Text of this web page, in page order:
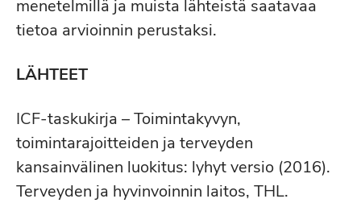
menetelmillä ja muista lähteistä saatavaa
tietoa arvioinnin perustaksi.
LÄHTEET
ICF-taskukirja – Toimintakyvyn,
toimintarajoitteiden ja terveyden
kansainvälinen luokitus: lyhyt versio (2016).
Terveyden ja hyvinvoinnin laitos, THL.